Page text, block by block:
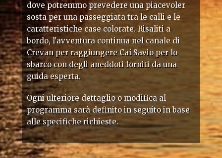
dove potremmo prevedere una piacevoler
sosta per una passeggiata tra le calli e le
caratteristiche case colorate. Risaliti a
bordo, l'avventura continua nel canale di
Crevan per raggiungere Caí Savio per lo
sbarco con degli aneddoti forniti da una
guida esperta.
Ogni ulteriore dettaglio o modifica al
programma sarà definito in seguito in base
alle specifiche richieste.